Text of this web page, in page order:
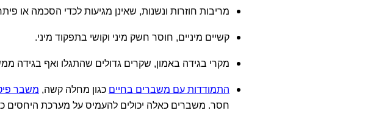
מריבות חוזרות ונשנות, שאינן מגיעות לכדי הסכמה או
קשיים מיניים, חוסר חשק מיני וקושי בתפקוד מיני.
מקרי בגידה באמון, שקרים גדולים שהתגלו ואף בגידה
התמודדות עם משברים בחיים כגון מחלה קשה, משבר
חסר. משברים כאלה יכולים להעמיס על מערכת היחסים